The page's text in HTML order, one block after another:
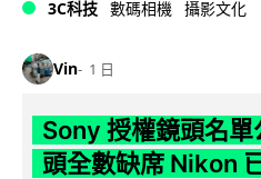
3C科技 數碼相機 攝影文化
Vin 1 日
Sony 授權鏡頭名
頭全數缺席 Nikon